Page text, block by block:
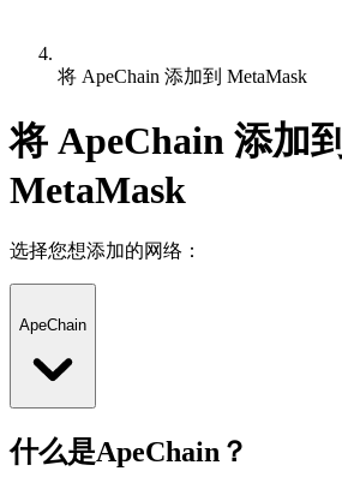
将 ApeChain 添加到 MetaMask
将 ApeChain 添加到
MetaMask
选择您想添加的网络：
ApeChain
什么是ApeChain？